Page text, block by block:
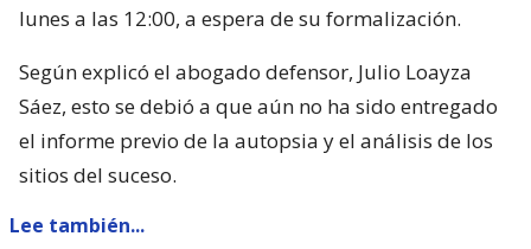
lunes a las 12:00, a espera de su formalización.
Según explicó el abogado defensor, Julio Loayza
Sáez, esto se debió a que aún no ha sido entregado
el informe previo de la autopsia y el análisis de los
sitios del suceso.
Lee también...